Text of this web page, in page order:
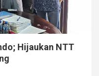
Hijaukan NTT